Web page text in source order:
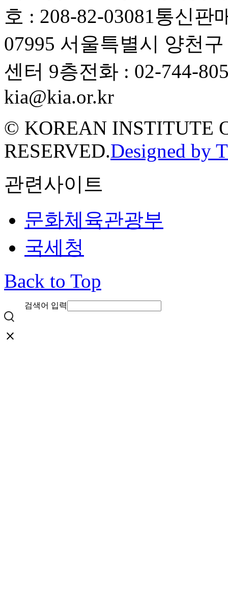
호 : 208-82-03081 통신판
07995 서울특별시 양천
센터 9층전화 : 02-744-
kia@kia.or.kr
© KOREAN INSTITUTE
RESERVED.Designed by
관련사이트
문화체육관광부
국세청
Back to Top
검색어 입력
close